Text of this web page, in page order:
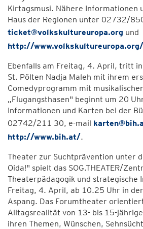
Kirtagsmusi. Nähere Informationen
Haus der Regionen unter 02732/
ticket@volkskultureuropa.org und
http://www.volkskultureuropa.org/
Ebenfalls am Freitag, 4. April, tritt
St. Pölten Nadja Maleh mit ihrem
Comedyprogramm mit
„Flugangsthasen" beginnt um 20
Informationen und Karten bei der
02742/211 30, e-mail
http://www.bih.at/.
Theater zur Suchtprävention unter
Oida!" spielt das SOG.THEATER/
Theaterpädagogik und strategische
Freitag, 4. April, ab 10.25 Uhr in
Aspang. Das Forumtheater
Alltagsrealität von 13- bis 15-
ihren Themen, Wünschen,